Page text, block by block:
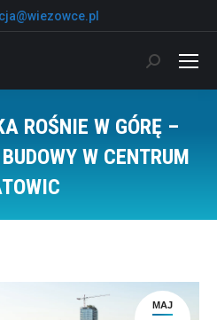
Szukaj:
ROŚNIE W GÓRĘ –
W CENTRUM
MAJ